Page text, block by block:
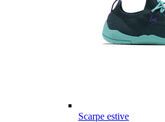
Scarpe estive